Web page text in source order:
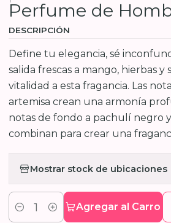
Perfume de
DESCRIPCIÓN
Define tu elegancia, sé
salida frescas a mango, hierbas y
vitalidad a esta fragancia. Las
artemisa crean una armonía
notas de fondo a pachulí negro
combinan para crear una
Mostrar stock de ubicaciones
Cantidad
Agregar al Carro